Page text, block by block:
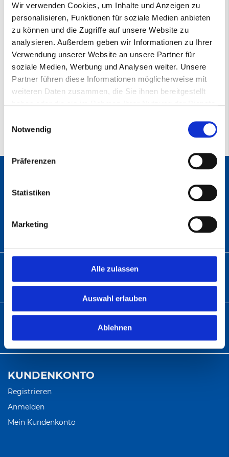
Wir verwenden Cookies, um Inhalte und Anzeigen zu
personalisieren, Funktionen für soziale Medien anbieten
zu können und die Zugriffe auf unsere Website zu
analysieren. Außerdem geben wir Informationen zu Ihrer
Verwendung unserer Website an unsere Partner für
soziale Medien, Werbung und Analysen weiter. Unsere
Partner führen diese Informationen möglicherweise mit
weiteren Daten zusammen, die Sie ihnen bereitgestellt
Notwendig
Präferenzen
Statistiken
Marketing
Alle zulassen
Auswahl erlauben
Ablehnen
AB-SW210
110*100*19mm mit Keilnut
100
Datenblatt
AB-SW210 Satinierwalzen
ANSCHRIFT
Wolfsbach 6
33729 Bielefeld
Telefon:+49 (0)5 21 – 9 82 60-01
E-MAIL
KUNDENKONTO
Registrieren
Anmelden
Mein Kundenkonto